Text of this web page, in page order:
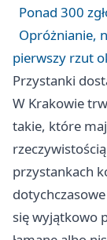
Ponad 300
Opróżnianie,
pierwszy rzut
Przystanki
W Krakowie
takie, które
przystankach
się wyjątkowo